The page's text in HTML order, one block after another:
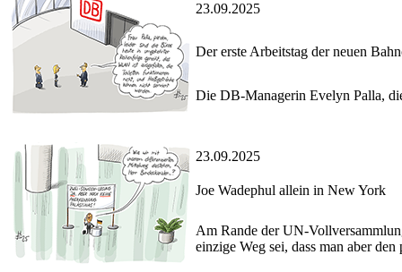
23.09.2025
Der erste Arbeitstag der neuen
Die DB-Managerin Evelyn Palla,
23.09.2025
Joe Wadephul allein in New York
Am Rande der UN-
einzige Weg sei, dass man aber